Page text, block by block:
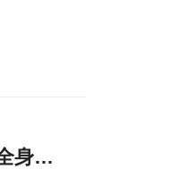
身免疫，对抗“冷”